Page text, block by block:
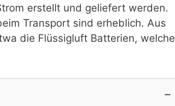
erstellt und geliefert werden.
Transport sind erheblich. Aus
die Flüssigluft Batterien, welche